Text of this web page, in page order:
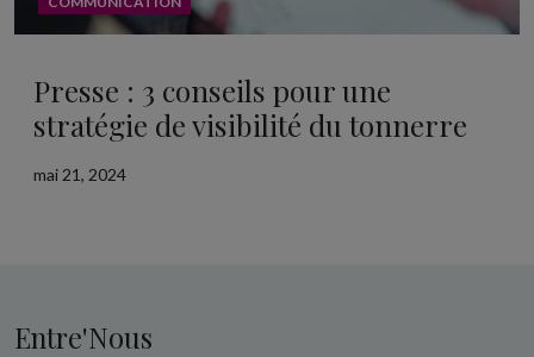
Presse : 3 conseils pour une
stratégie de visibilité du tonnerre
mai 21, 2024
Entre'Nous